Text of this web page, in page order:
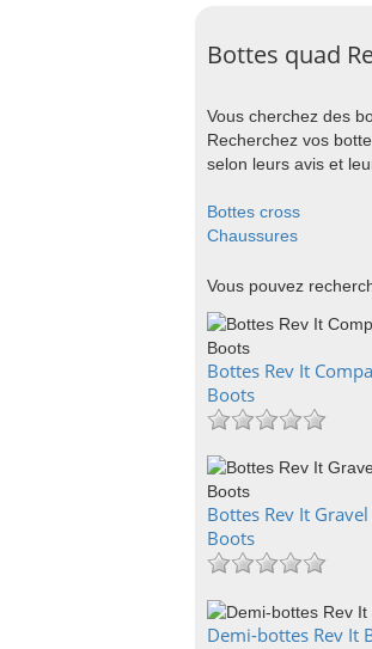
Bottes quad
Vous cherchez des
Recherchez vos
selon leurs avis et
Bottes cross
Chaussures
Vous pouvez
Bottes Rev It
Boots
Bottes Rev It
Boots
Demi-bottes Rev It